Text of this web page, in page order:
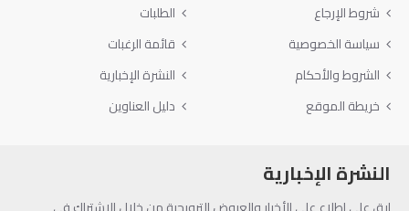
شروط الإرجاع
سياسة الخصوصية
الشروط والأحكام
خريطة الموقع
الطلبات
قائمة الرغبات
النشرة الإخبارية
دليل العناوين
النشرة الإخبارية